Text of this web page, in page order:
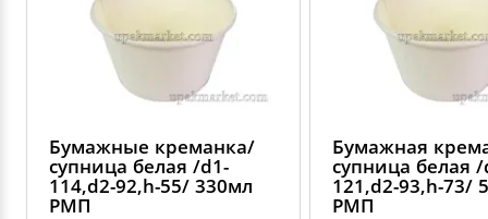
Бумажные креманка/
супница белая /d1-
114,d2-92,h-55/ 330мл
РМП
Бумажная
супница белая /
121,d2-93,h-73/
РМП